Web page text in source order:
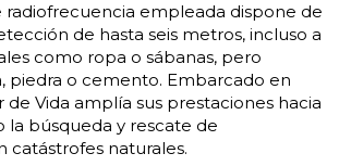
radiofrecuencia empleada dispone de
de hasta seis metros, incluso a
como ropa o sábanas, pero
piedra o cemento. Embarcado en
de Vida amplía sus prestaciones hacia
la búsqueda y rescate de
catástrofes naturales.